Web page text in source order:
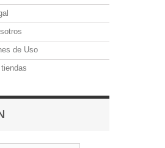
de Uso